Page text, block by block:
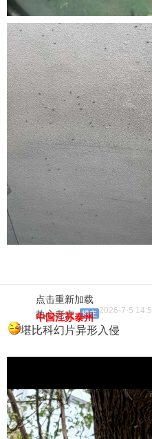
点击重新加载
热心老农 楼主 2026-7-5
中国江苏泰州
堪比科幻片异形入侵